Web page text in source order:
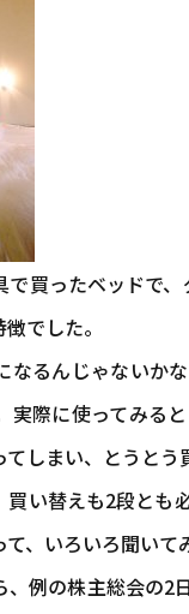
買ったベッドで
でした。
なるんじゃないか
実際に使ってみる
しまい、とうとう
買い替えも2段とも
、いろいろ聞いて
、例の株主総会の2